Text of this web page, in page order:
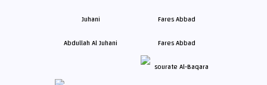
Abdullah Al Juhani Fares Abbad